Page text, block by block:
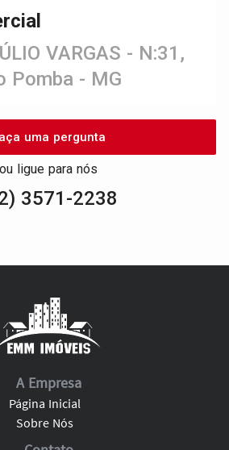
VARGAS - N:31,
Pomba - MG
uma pergunta
ou ligue para nós
3571-2238
A Empresa
Página Inicial
Sobre Nós